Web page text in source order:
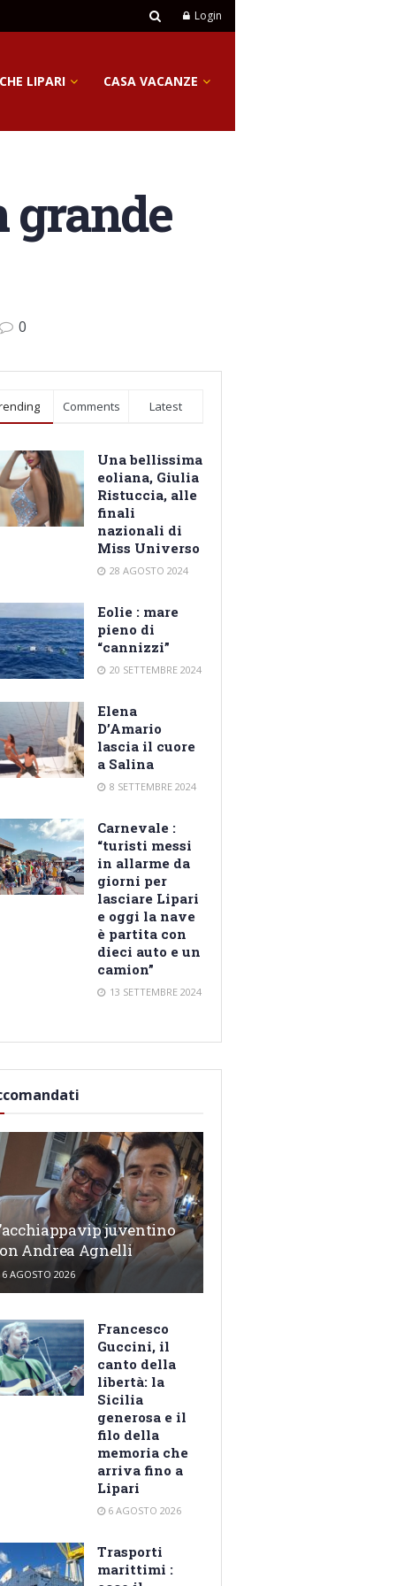
Login
LIPARI CASA VACANZE
grande
0
Comments Latest
Una bellissima
eoliana, Giulia
Ristuccia, alle
finali
nazionali di
Miss Universo
28 AGOSTO 2024
Eolie : mare
pieno di
“cannizzi”
20 SETTEMBRE 2024
Elena
D’Amario
lascia il cuore
a Salina
8 SETTEMBRE 2024
Carnevale :
“turisti messi
in allarme da
giorni per
lasciare Lipari
e oggi la nave
è partita con
dieci auto e un
camion”
13 SETTEMBRE 2024
juventino
Andrea Agnelli
6 AGOSTO 2026
Francesco
Guccini, il
canto della
libertà: la
Sicilia
generosa e il
filo della
memoria che
arriva fino a
Lipari
6 AGOSTO 2026
Trasporti
marittimi :